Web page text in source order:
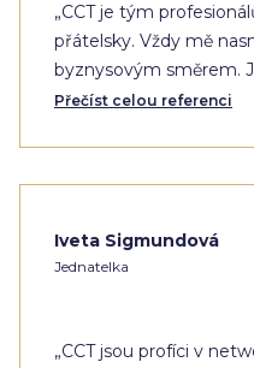
„CCT je tým
přátelsky. Vždy mě
byznysovým směrem.
Přečíst celou referenci
Iveta Sigmundová
Jednatelka
„CCT jsou profíci v